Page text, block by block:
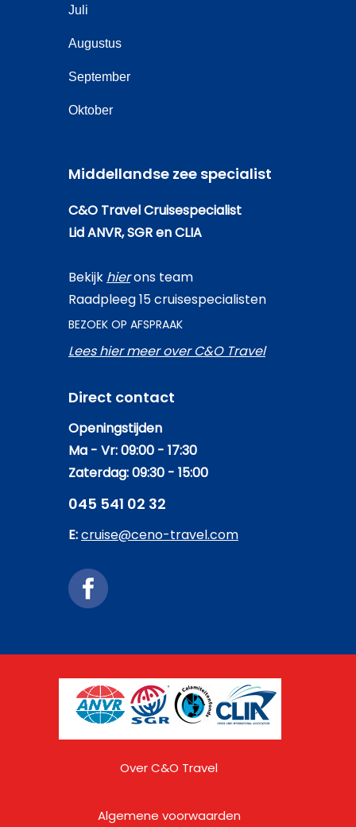
Juli
Augustus
September
Oktober
Middellandse zee specialist
C&O Travel Cruisespecialist
Lid ANVR, SGR en CLIA
Bekijk hierons team
Raadpleeg 15 cruisespecialisten
BEZOEK OP AFSPRAAK
Lees hier meer over C&O Travel
Direct contact
Openingstijden
Ma - Vr: 09:00 - 17:30
Zaterdag: 09:30 - 15:00
045 541 02 32
E:cruise@ceno-travel.com
Over C&O Travel
Algemene voorwaarden